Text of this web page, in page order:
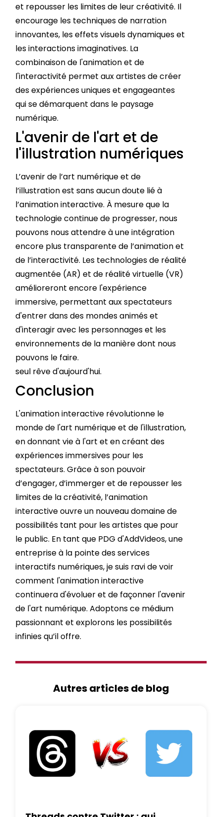
et repousser les limites de leur créativité. Il
encourage les techniques de narration
innovantes, les effets visuels dynamiques et
les interactions imaginatives. La
combinaison de l'animation et de
l'interactivité permet aux artistes de créer
des expériences uniques et engageantes
qui se démarquent dans le paysage
numérique.
L'avenir de l'art et de
l'illustration numériques
L’avenir de l’art numérique et de
l’illustration est sans aucun doute lié à
l’animation interactive. À mesure que la
technologie continue de progresser, nous
pouvons nous attendre à une intégration
encore plus transparente de l’animation et
de l’interactivité. Les technologies de réalité
augmentée (AR) et de réalité virtuelle (VR)
amélioreront encore l'expérience
immersive, permettant aux spectateurs
d'entrer dans des mondes animés et
d'interagir avec les personnages et les
environnements de la manière dont nous
pouvons le faire.
seul rêve d'aujourd'hui.
Conclusion
L'animation interactive révolutionne le
monde de l'art numérique et de l'illustration,
en donnant vie à l'art et en créant des
expériences immersives pour les
spectateurs. Grâce à son pouvoir
d’engager, d’immerger et de repousser les
limites de la créativité, l’animation
interactive ouvre un nouveau domaine de
possibilités tant pour les artistes que pour
le public. En tant que PDG d'AddVideos, une
entreprise à la pointe des services
interactifs numériques, je suis ravi de voir
comment l'animation interactive
continuera d'évoluer et de façonner l'avenir
de l'art numérique. Adoptons ce médium
passionnant et explorons les possibilités
infinies qu’il offre.
Autres articles de blog